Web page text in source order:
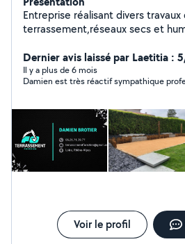
Entreprise réalisant divers travaux
terrassement,réseaux secs et
chauffeur. Nos coordonnées sont
photos.
Dernier avis laissé par Laetitia :
Il y a plus de 6 mois
Damien est très réactif sympathique
Voir le profil